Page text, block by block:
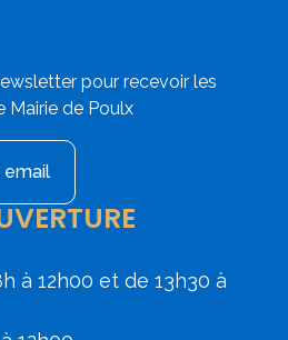
pour recevoir les
Mairie de Poulx
email
à 12h00 et de 13h30 à